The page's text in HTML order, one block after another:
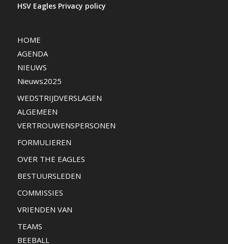
HSV Eagles Privacy policy
HOME
AGENDA
NIEUWS
Nieuws2025
WEDSTRIJDVERSLAGEN
ALGEMEEN
VERTROUWENSPERSONEN
FORMULIEREN
OVER THE EAGLES
BESTUURSLEDEN
COMMISSIES
VRIENDEN VAN
TEAMS
BEEBALL